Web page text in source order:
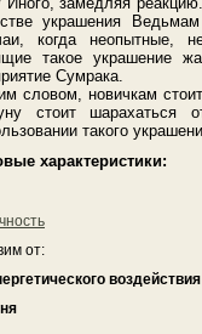
украшения
когда неопытные,
такое украшение
Сумрака.
словом, новичкам
стоит шарахаться
такого
характеристики:
от:
воздействия